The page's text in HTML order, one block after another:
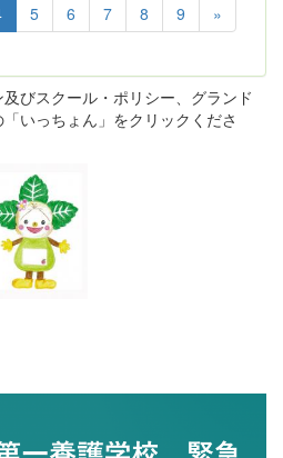
5 6 7 8 9 »
びスクール・ポリシー、グランド
いっちょん」をクリックくださ